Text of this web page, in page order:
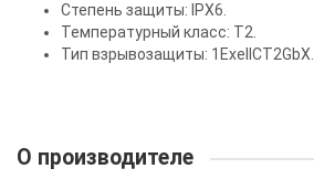
Степень защиты: IPX6.
Температурный класс: Т2.
Тип взрывозащиты: 1ExellCT2GbX.
О производителе